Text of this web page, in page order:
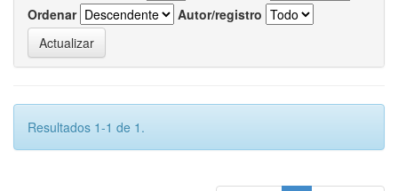
Ordenar
Autor/registro
Resultados 1-1 de 1.